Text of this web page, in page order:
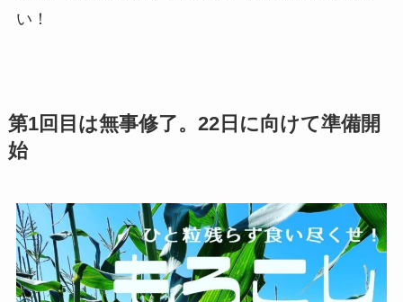
い！
第1回目は無事修了。22日に向けて準備開
始